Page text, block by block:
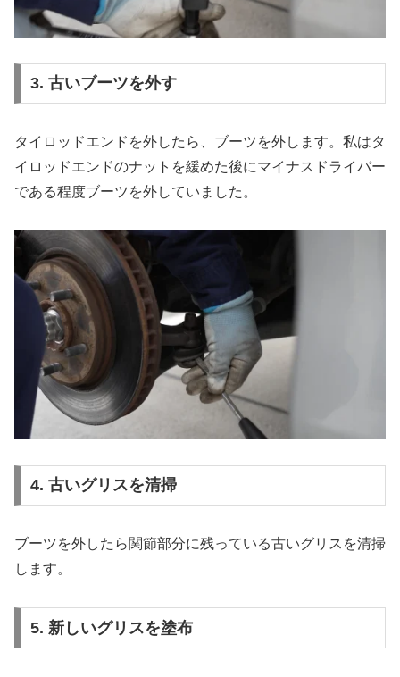
3. 古いブーツを外す
タイロッドエンドを外したら、ブーツを外します。私はタ
イロッドエンドのナットを緩めた後にマイナスドライバー
である程度ブーツを外していました。
4. 古いグリスを清掃
ブーツを外したら関節部分に残っている古いグリスを清掃
します。
5. 新しいグリスを塗布